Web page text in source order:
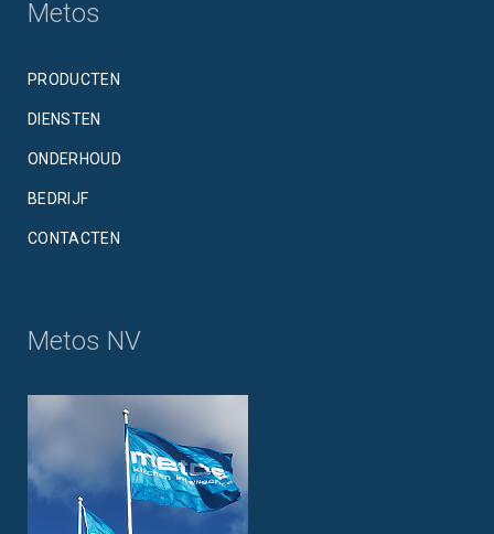
Metos
PRODUCTEN
DIENSTEN
ONDERHOUD
BEDRIJF
CONTACTEN
Metos NV